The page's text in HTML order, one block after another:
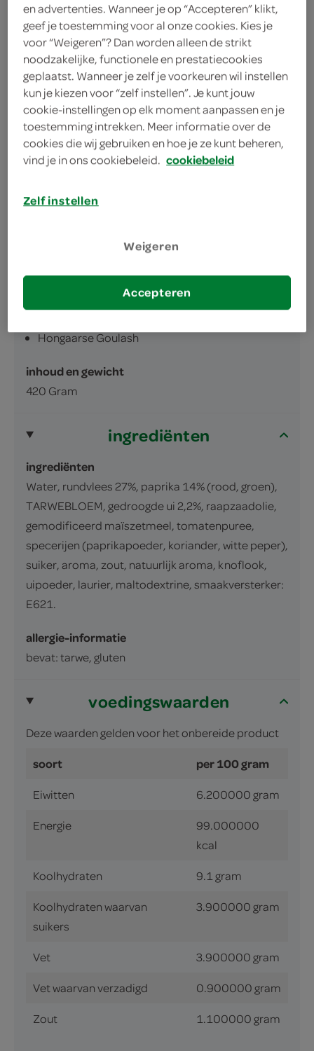
rijke kruidige stoof in blik voor een snelle maaltijd met
rijst, aardappels of brood, en je hebt altijd iets warms
en makkelijks in de kast
Serveer de Goulash met rijst, aardappelen of op
brood
Altijd makkelijk voor in de voorraadkast
Goulash volgens traditioneel recept
omschrijving
Hongaarse Goulash
inhoud en gewicht
420 Gram
ingrediënten
ingrediënten
Water, rundvlees 27%, paprika 14% (rood, groen),
TARWEBLOEM, gedroogde ui 2,2%, raapzaadolie,
gemodificeerd maïszetmeel, tomatenpuree,
specerijen (paprikapoeder, koriander, witte peper),
suiker, aroma, zout, natuurlijk aroma, knoflook,
uipoeder, laurier, maltodextrine, smaakversterker:
E621.
allergie-informatie
bevat: tarwe, gluten
voedingswaarden
Deze waarden gelden voor het onbereide product
soort per 100 gram
Eiwitten 6.200000 gram
Energie
99.000000
kcal
Koolhydraten 9.1 gram
Koolhydraten waarvan
suikers
3.900000 gram
Vet 3.900000 gram
Vet waarvan verzadigd 0.900000 gram
Zout 1.100000 gram
en advertenties. Wanneer je op “Accepteren” klikt,
geef je toestemming voor al onze cookies. Kies je
voor “Weigeren”? Dan worden alleen de strikt
noodzakelijke, functionele en prestatiecookies
geplaatst. Wanneer je zelf je voorkeuren wil instellen
kun je kiezen voor “zelf instellen”. Je kunt jouw
cookie-instellingen op elk moment aanpassen en je
toestemming intrekken. Meer informatie over de
cookies die wij gebruiken en hoe je ze kunt beheren,
vind je in ons cookiebeleid. cookiebeleid
Zelf instellen
Weigeren
Accepteren